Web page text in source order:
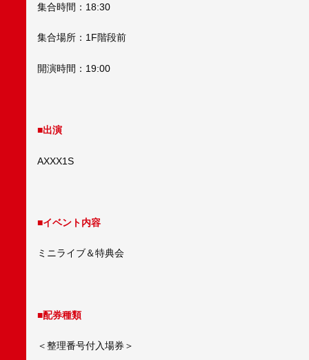
集合時間：18:30
集合場所：1F階段前
開演時間：19:00
■出演
AXXX1S
■イベント内容
ミニライブ＆特典会
■配券種類
＜整理番号付入場券＞